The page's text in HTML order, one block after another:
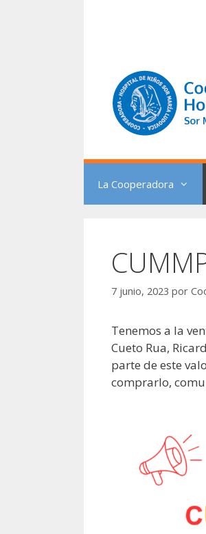
La Cooperadora
7 junio, 2023 por
Tenemos a la
Cueto Rua,
parte de este
comprarlo,